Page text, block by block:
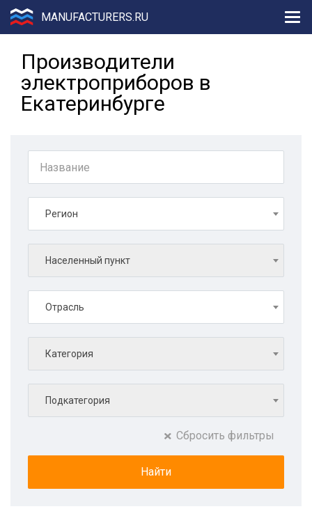
MANUFACTURERS.RU
Производители
электроприборов в
Екатеринбурге
Регион
Населенный пункт
Отрасль
Категория
Подкатегория
Сбросить фильтры